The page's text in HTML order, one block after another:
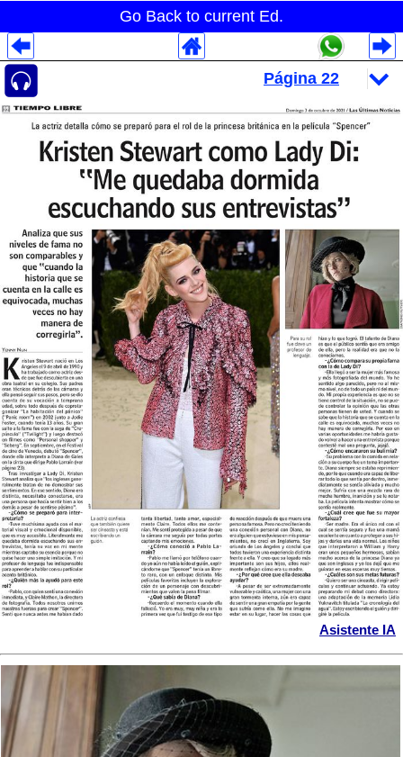
Go Back to current Ed.
Asistente IA
Despliegues Analytics
Despliegues Totales
Despliegues por Rubros